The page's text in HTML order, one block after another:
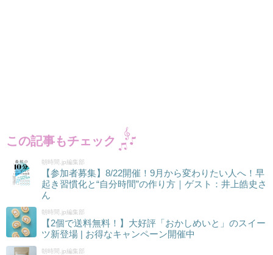
この記事もチェック
朝時間.jp編集部
【参加者募集】8/22開催！9月から変わりたい人へ！早
起き習慣化と“自分時間”の作り方｜ゲスト：井上皓史さ
ん
朝時間.jp編集部
【2個で送料無料！】大好評「おかしめいと」のスイー
ツ新登場 | お得なキャンペーン開催中
朝時間.jp編集部